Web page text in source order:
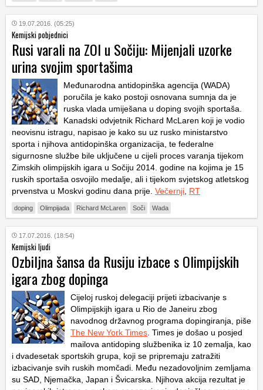
19.07.2016. (05:25)
Kemijski pobjednici
Rusi varali na ZOI u Sočiju: Mijenjali uzorke
urina svojim sportašima
Međunarodna antidopinška agencija (WADA)
poručila je kako postoji osnovana sumnja da je
ruska vlada umiješana u doping svojih sportaša.
Kanadski odvjetnik Richard McLaren koji je vodio
neovisnu istragu, napisao je kako su uz rusko ministarstvo
sporta i njihova antidopinška organizacija, te federalne
sigurnosne službe bile uključene u cijeli proces varanja tijekom
Zimskih olimpijskih igara u Sočiju 2014. godine na kojima je 15
ruskih sportaša osvojilo medalje, ali i tijekom svjetskog atletskog
prvenstva u Moskvi godinu dana prije. Večernji RT
doping Olimpijada Richard McLaren Soči Wada
17.07.2016. (18:54)
Kemijski ljudi
Ozbiljna šansa da Rusiju izbace s Olimpijskih
igara zbog dopinga
Cijeloj ruskoj delegaciji prijeti izbacivanje s
Olimpijskijh igara u Rio de Janeiru zbog
navodnog državnog programa dopingiranja, piše
The New York Times . Times je došao u posjed
mailova antidoping službenika iz 10 zemalja, kao
i dvadesetak sportskih grupa, koji se pripremaju zatražiti
izbacivanje svih ruskih momčadi. Među nezadovoljnim zemljama
su SAD, Njemačka, Japan i Švicarska. Njihova akcija rezultat je